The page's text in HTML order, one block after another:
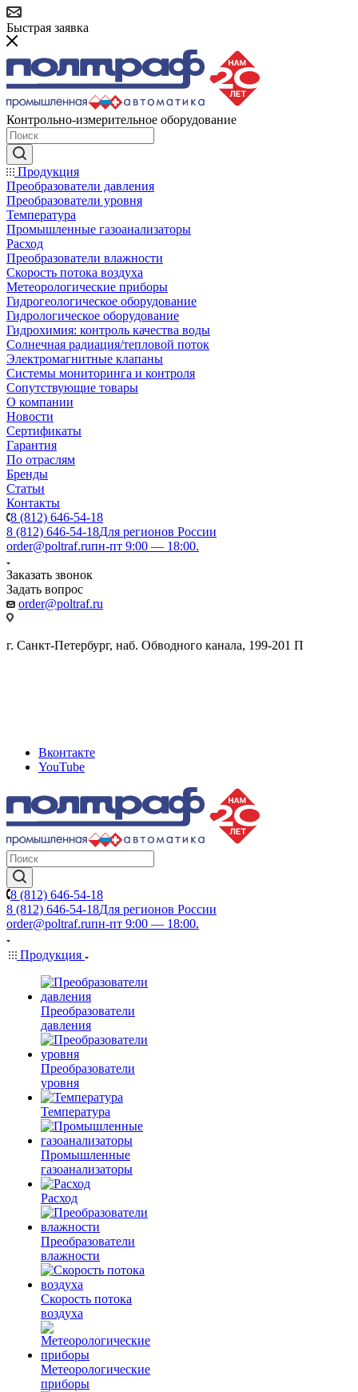
Быстрая заявка
Контрольно-измерительное оборудование
Продукция
Преобразователи давления
Преобразователи уровня
Температура
Промышленные газоанализаторы
Расход
Преобразователи влажности
Скорость потока воздуха
Метеорологические приборы
Гидрогеологическое оборудование
Гидрологическое оборудование
Гидрохимия: контроль качества воды
Солнечная радиация/тепловой поток
Электромагнитные клапаны
Системы мониторинга и контроля
Сопутствующие товары
О компании
Новости
Сертификаты
Гарантия
По отраслям
Бренды
Статьи
Контакты
8 (812) 646-54-18
8 (812) 646-54-18Для регионов России
order@poltraf.ruпн-пт 9:00 — 18:00.
Заказать звонок
Задать вопрос
order@poltraf.ru
г. Санкт-Петербург, наб. Обводного канала, 199-201 П
Вконтакте
YouTube
8 (812) 646-54-18
8 (812) 646-54-18Для регионов России
order@poltraf.ruпн-пт 9:00 — 18:00.
Продукция
Преобразователи
давления
Преобразователи
уровня
Температура
Промышленные
газоанализаторы
Расход
Преобразователи
влажности
Скорость потока
воздуха
Метеорологические
приборы